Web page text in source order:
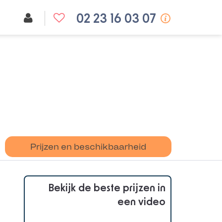
02 23 16 03 07
Prijzen en beschikbaarheid
Bekijk de beste prijzen in
een video